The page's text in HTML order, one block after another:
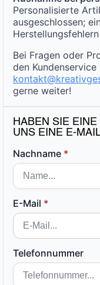
Personalisierte
ausgeschlossen;
Bei Fragen oder
den
gerne weiter!
HABEN SIE
UNS EINE E-
Nachname *
E-Mail *
Telefonnummer